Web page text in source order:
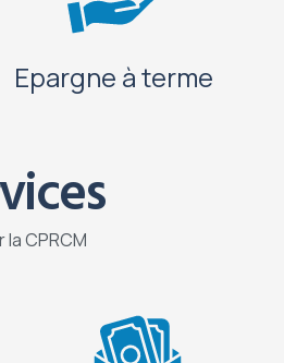
Epargne à terme
CPRCM